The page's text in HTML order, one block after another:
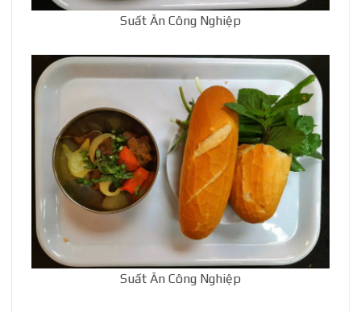
Suất Ăn Công Nghiệp
Suất Ăn Công Nghiệp